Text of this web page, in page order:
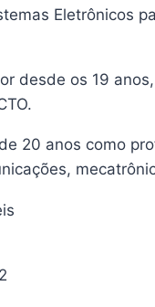
Eletrônicos
desde os 19
20 anos como